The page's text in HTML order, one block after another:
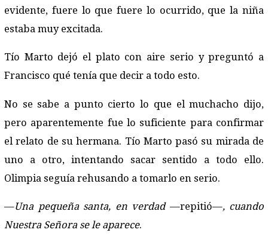
evidente, fuere lo que fuere lo ocurrido, que la niña
estaba muy excitada.
Tío Marto dejó el plato con aire serio y preguntó a
Francisco qué tenía que decir a todo esto.
No se sabe a punto cierto lo que el muchacho dijo,
pero aparentemente fue lo suficiente para confirmar
el relato de su hermana. Tío Marto pasó su mirada de
uno a otro, intentando sacar sentido a todo ello.
Olimpia seguía rehusando a tomarlo en serio.
—Una pequeña santa, en verdad—repitió—, cuando
Nuestra Señora se le aparece.